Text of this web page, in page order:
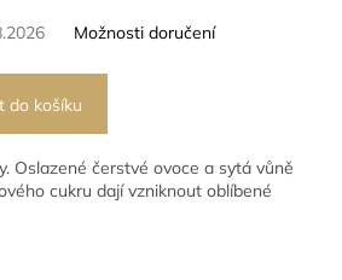
Možnosti doručení
do košíku
Oslazené čerstvé ovoce a sytá vůně
cukru dají vzniknout oblíbené